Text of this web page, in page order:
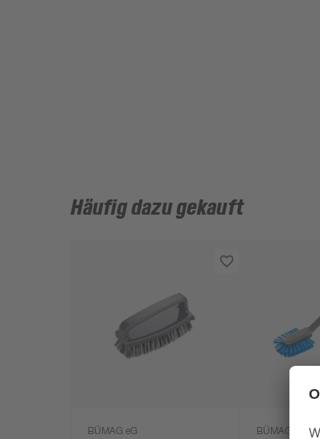
Häufig dazu gekauft
BÜMAG eG BÜMAG eG